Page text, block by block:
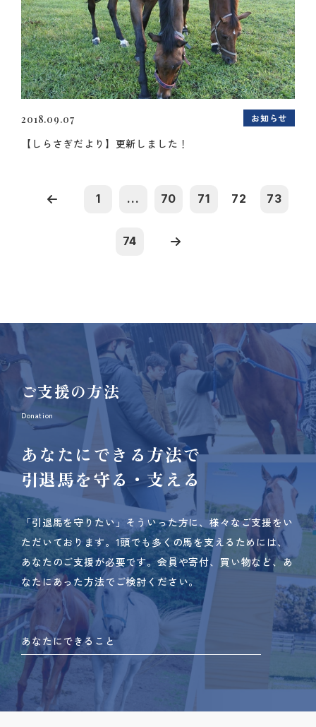
2018.09.07 お知らせ
【しらさぎだより】更新しました！
1 ... 70 71 72 73
74
ご支援の方法
Donation
あなたにできる方法で
引退馬を守る・支える
「引退馬を守りたい」そういった方に、様々なご支援をい
ただいております。 1頭でも多くの馬を支えるためには、
あなたのご支援が必要です。 会員や寄付、買い物など、あ
なたにあった方法でご検討ください。
あなたにできること